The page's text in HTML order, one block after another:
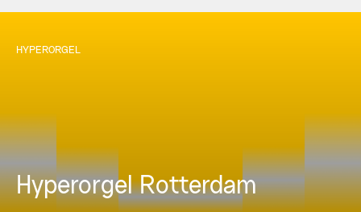
HYPERORGEL
Hyperorgel Rotterdam